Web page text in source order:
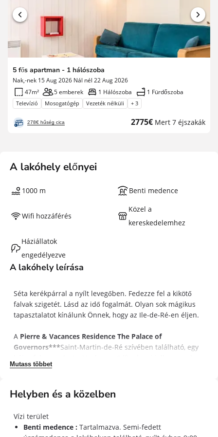
5 fős apartman - 1 hálószoba
Nak,-nek 15 Aug 2026 Nál nél 22 Aug 2026
47m²
5 emberek 1 Hálószoba 1 Fürdőszoba
Televízió Mosogatógép Vezeték nélküli + 3
278€ hűség cica
Új
2775€ Mert 7 éjszakák
A lakóhely előnyei
1000 m Benti medence
Wifi hozzáférés
Közel a
kereskedelemhez
Háziállatok
engedélyezve
A lakóhely leírása
Séta kerékpárral a nyílt levegőben. Fedezze fel a kikötő
falvak szigetét. Lásd az idő fogalmát. Olyan sok mágikus
tapasztalatot kínálunk Önnek, hogy az Ile-de-Ré-en éljen.
A Pierre & Vacances Residence The Palace of
Governors***Saint-Martin-de-Ré szívében található, egy
Csak sétáljon 250 m-t a kikötőbe, éttermeibe és üzleteibe.
található, a lakóhely három fehér épületből áll, amelyek
színes zárral rendelkeznek, jellemzőek a helyreállított
építészetre.
Minden lakást puha huzakkal díszítik, színes érintéssel
Mutass többet
Helyben és a közelben
Vízi terület
Benti medence : Tartalmazva. Semi-fedett